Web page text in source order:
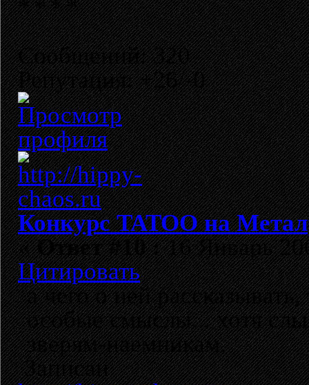
Сообщений: 320
Репутация: +26/-0
Конкурс TATOO на
«Ответ #10 :16 Январь
Цитировать
а чего о ней
особые смыслы... хотя
зверям-наемникам.
Записан